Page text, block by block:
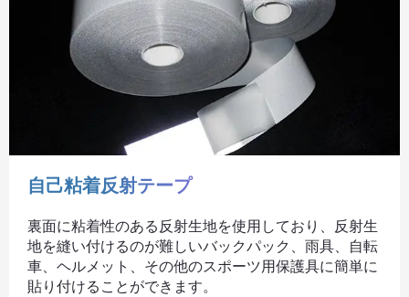
自己粘着反射テープ
裏面に粘着性のある反射生地を使用しており、反射生
地を縫い付けるのが難しいバックパック、雨具、自転
車、ヘルメット、その他のスポーツ用保護具に簡単に
貼り付けることができます。